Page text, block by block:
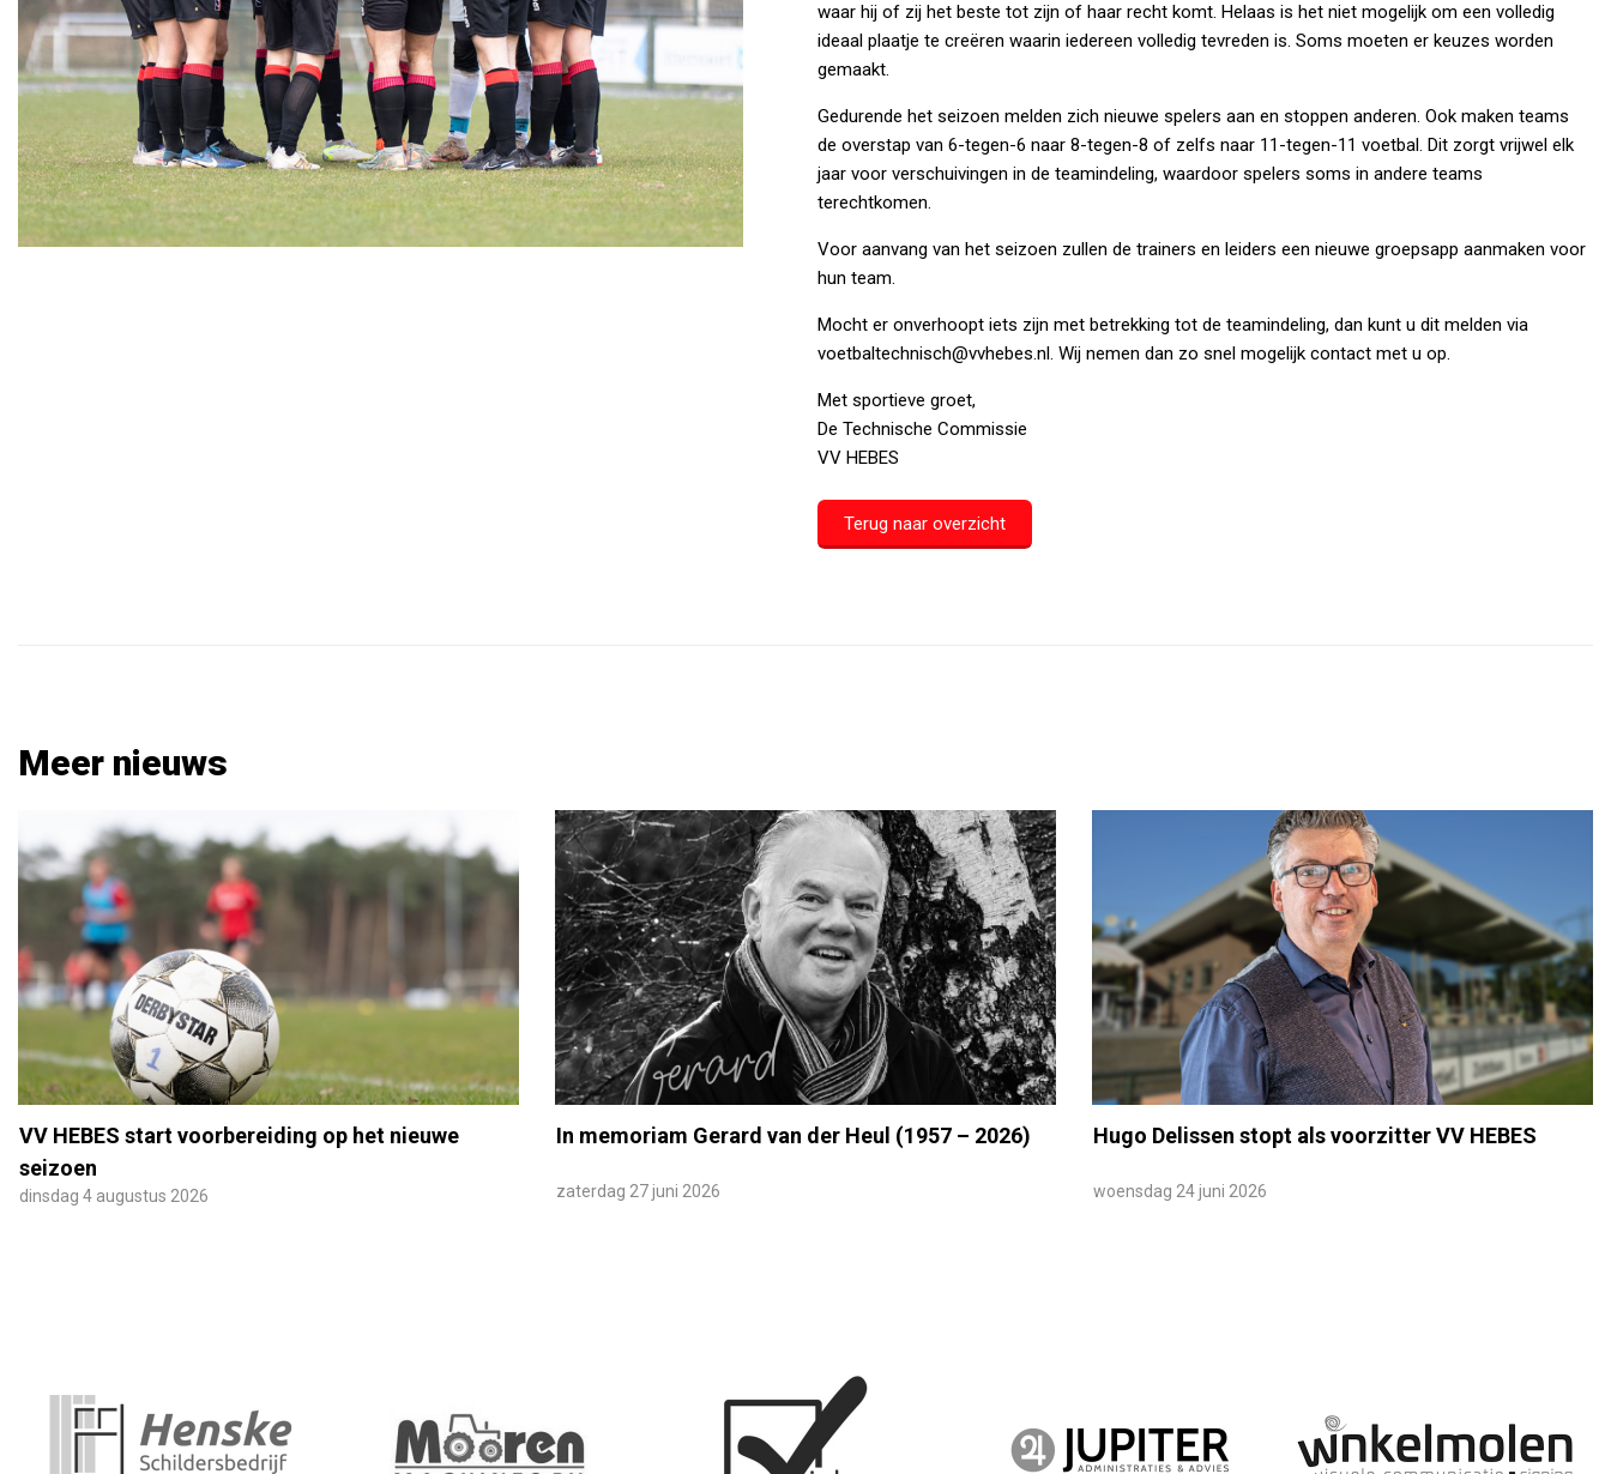
waar hij of zij het beste tot zijn of haar recht komt. Helaas is het niet mogelijk om een volledig
ideaal plaatje te creëren waarin iedereen volledig tevreden is. Soms moeten er keuzes worden
gemaakt.
Gedurende het seizoen melden zich nieuwe spelers aan en stoppen anderen. Ook maken teams
de overstap van 6-tegen-6 naar 8-tegen-8 of zelfs naar 11-tegen-11 voetbal. Dit zorgt vrijwel elk
jaar voor verschuivingen in de teamindeling, waardoor spelers soms in andere teams
terechtkomen.
Voor aanvang van het seizoen zullen de trainers en leiders een nieuwe groepsapp aanmaken voor
hun team.
Mocht er onverhoopt iets zijn met betrekking tot de teamindeling, dan kunt u dit melden via
voetbaltechnisch@vvhebes.nl. Wij nemen dan zo snel mogelijk contact met u op.
Met sportieve groet,
De Technische Commissie
VV HEBES
Terug naar overzicht
Meer nieuws
VV HEBES start voorbereiding op het nieuwe
seizoen
dinsdag 4 augustus 2026
In memoriam Gerard van der Heul (1957 – 2026)
zaterdag 27 juni 2026
Hugo Delissen stopt als voorzitter VV HEBES
woensdag 24 juni 2026